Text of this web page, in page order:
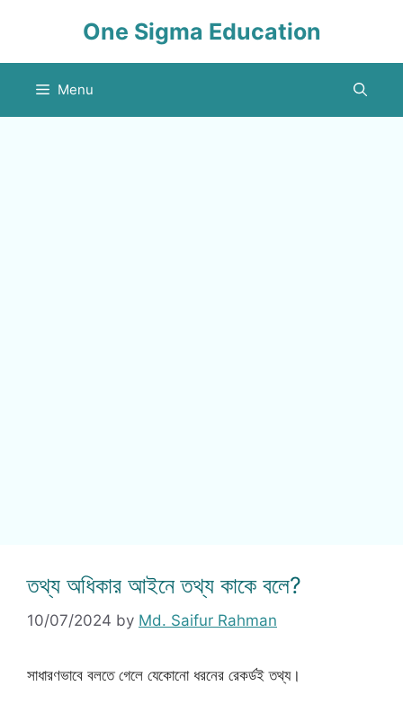
One Sigma Education
Menu
তথ্য অধিকার আইনে তথ্য কাকে বলে?
10/07/2024 by Md. Saifur Rahman
সাধারণভাবে বলতে গেলে যেকোনো ধরনের রেকর্ডই তথ্য।